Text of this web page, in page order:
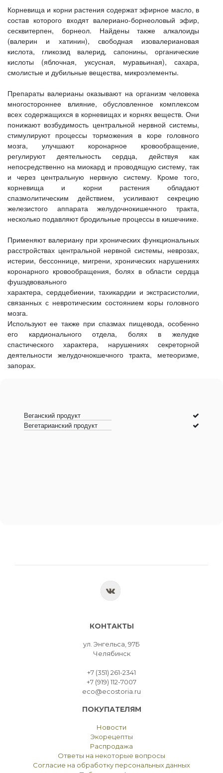
Корневища и корни растения содержат эфирное масло, в
состав которого входят валериано-борнеоловый эфир,
сесквитерпен, борнеол. Найдены также алкалоиды
(валерин и хатинин), свободная изовалериановая
кислота, гликозид валерид, сапонины, органические
кислоты (яблочная, уксусная, муравьиная), сахара,
смолистые и дубильные вещества, микроэлементы.
Препараты валерианы оказывают на организм человека
многостороннее влияние, обусловленное комплексом
всех содержащихся в корневищах и корнях веществ. Они
понижают возбудимость центральной нервной системы,
стимулируют процессы торможения в коре головного
мозга, улучшают коронарное кровообращение,
регулируют деятельность сердца, действуя как
непосредственно на миокард и проводящую систему, так
и через центральную нервную систему. Кроме того,
корневища и корни растения обладают
спазмолитическим действием, усиливают секрецию
железистого аппарата желудочнокишечного тракта,
несколько подавляют бродильные процессы в кишечнике.
Применяют валериану при хронических функциональных
расстройствах центральной нервной системы, неврозах,
истерии, бессоннице, мигрени, хронических нарушениях
коронарного кровообращения, болях в области сердца
фушэдвоваяьного
характера, сердцебиении, тахикардии и экстрасистолии,
связанных с невротическим состоянием коры головного
мозга.
Используют ее также при спазмах пищевода, особенно
его кардионального отдела, болях в желудке
спастического характера, нарушениях секреторной
деятельности желудочнокшечного тракта, метеоризме,
запорах.
Веганский продукт
Вегетарианский продукт
КОНТАКТЫ
ул. Энгельса, 97Б
Челябинск
+7 (351) 261-2341
+7 (919) 112-7007
eco@ecostoria.ru
ПОКУПАТЕЛЯМ
Новости
Экорецепты
Распродажа
Ответы на некоторые вопросы
Согласие на обработку персональных данных